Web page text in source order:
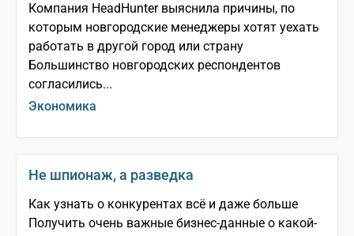
Компания HeadHunter выяснила причины, по
которым новгородские менеджеры хотят уехать
работать в другой город или страну
Большинство новгородских респондентов
согласились...
Экономика
Не шпионаж, а разведка
Как узнать о конкурентах всё и даже больше
Получить очень важные бизнес-­данные о какой­-